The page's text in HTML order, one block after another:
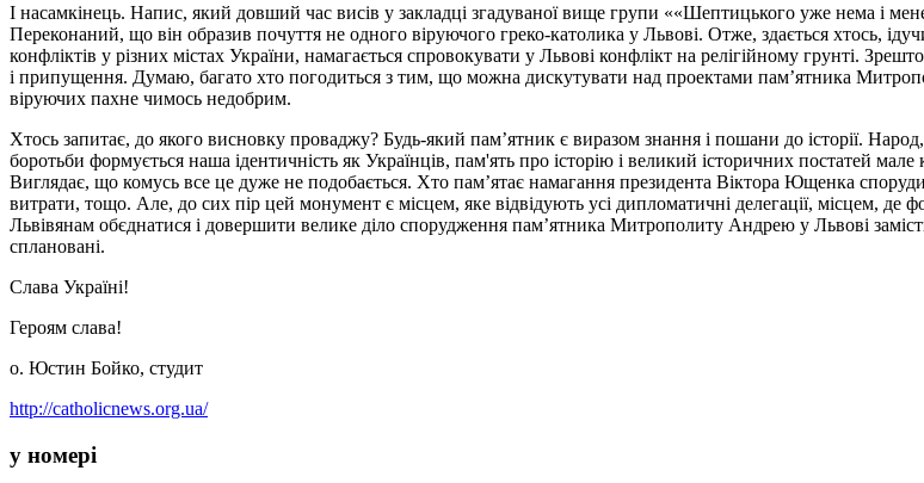
І насамкінець. Напис, який довший час висів у закладці згадуваної вище групи ««Шептицького уже нема і
Переконаний, що він образив почуття не одного віруючого греко-католика у Львові. Отже, здається хтось,
конфліктів у різних містах України, намагається спровокувати у Львові конфлікт на релігійному грунті.
і припущення. Думаю, багато хто погодиться з тим, що можна дискутувати над проектами пам’ятника
віруючих пахне чимось недобрим.
Хтось запитає, до якого висновку проваджу? Будь-який пам’ятник є виразом знання і пошани до історії.
боротьби формується наша ідентичність як Українців, пам'ять про історію і великий історичних постатей
Виглядає, що комусь все це дуже не подобається. Хто пам’ятає намагання президента Віктора Ющенка
витрати, тощо. Але, до сих пір цей монумент є місцем, яке відвідують усі дипломатичні делегації, місцем, де
Львівянам обєднатися і довершити велике діло спорудження пам’ятника Митрополиту Андрею у Львові
сплановані.
Слава Україні!
Героям слава!
о. Юстин Бойко, студит
http://catholicnews.org.ua/
у номері